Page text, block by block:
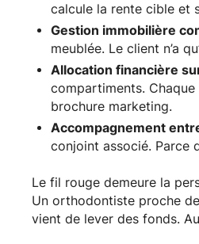
calcule la rente cible et
Gestion immobilière
meublée. Le client n’a
Allocation financière
compartiments.
brochure marketing.
Accompagnement
conjoint associé. Parce
Le fil rouge demeure la
Un orthodontiste proche
vient de lever des fonds.